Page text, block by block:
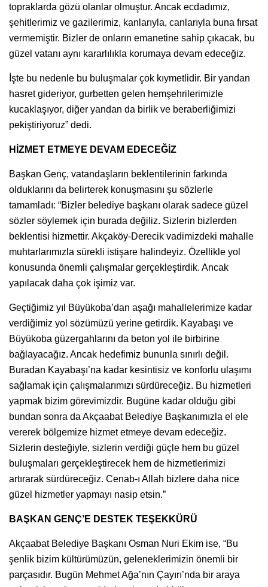
topraklarda gözü olanlar olmuştur. Ancak ecdadımız,
şehitlerimiz ve gazilerimiz, kanlarıyla, canlarıyla buna fırsat
vermemiştir. Bizler de onların emanetine sahip çıkacak, bu
güzel vatanı aynı kararlılıkla korumaya devam edeceğiz.
İşte bu nedenle bu buluşmalar çok kıymetlidir. Bir yandan
hasret gideriyor, gurbetten gelen hemşehrilerimizle
kucaklaşıyor, diğer yandan da birlik ve beraberliğimizi
pekiştiriyoruz” dedi.
HİZMET ETMEYE DEVAM EDECEĞİZ
Başkan Genç, vatandaşların beklentilerinin farkında
olduklarını da belirterek konuşmasını şu sözlerle
tamamladı: “Bizler belediye başkanı olarak sadece güzel
sözler söylemek için burada değiliz. Sizlerin bizlerden
beklentisi hizmettir. Akçaköy-Derecik vadimizdeki mahalle
muhtarlarımızla sürekli istişare halindeyiz. Özellikle yol
konusunda önemli çalışmalar gerçekleştirdik. Ancak
yapılacak daha çok işimiz var.
Geçtiğimiz yıl Büyükoba’dan aşağı mahallelerimize kadar
verdiğimiz yol sözümüzü yerine getirdik. Kayabaşı ve
Büyükoba güzergahlarını da beton yol ile birbirine
bağlayacağız. Ancak hedefimiz bununla sınırlı değil.
Buradan Kayabaşı’na kadar kesintisiz ve konforlu ulaşımı
sağlamak için çalışmalarımızı sürdüreceğiz. Bu hizmetleri
yapmak bizim görevimizdir. Bugüne kadar olduğu gibi
bundan sonra da Akçaabat Belediye Başkanımızla el ele
vererek bölgemize hizmet etmeye devam edeceğiz.
Sizlerin desteğiyle, sizlerin verdiği güçle hem bu güzel
buluşmaları gerçekleştirecek hem de hizmetlerimizi
artırarak sürdüreceğiz. Cenab-ı Allah bizlere daha nice
güzel hizmetler yapmayı nasip etsin.”
BAŞKAN GENÇ’E DESTEK TEŞEKKÜRÜ
Akçaabat Belediye Başkanı Osman Nuri Ekim ise, “Bu
şenlik bizim kültürümüzün, geleneklerimizin önemli bir
parçasıdır. Bugün Mehmet Ağa’nın Çayırı’nda bir araya